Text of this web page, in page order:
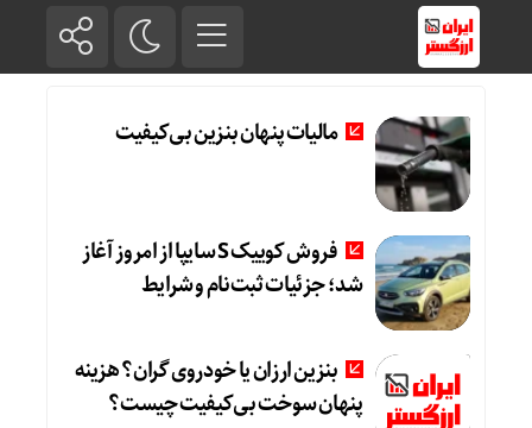
مالیات پنهان بنزین بی‌کیفیت
فروش کوییک S سایپا از امروز آغاز
شد؛ جزئیات ثبت‌نام و شرایط
بنزین ارزان یا خودروی گران؟ هزینه
پنهان سوخت بی‌کیفیت چیست؟